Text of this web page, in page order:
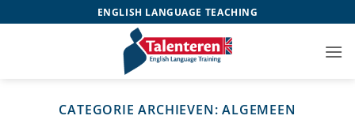
naar
ENGLISH LANGUAGE TEACHING
CATEGORIE ARCHIEVEN:ALGEMEEN